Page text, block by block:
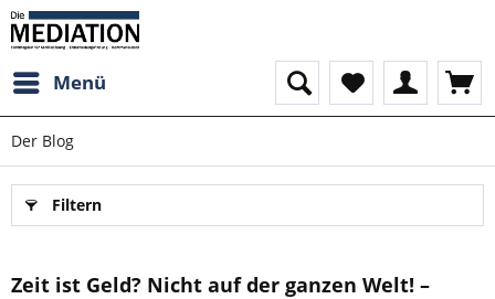
Menü
Der Blog
Filtern
Zeit ist Geld? Nicht auf der ganzen Welt! –